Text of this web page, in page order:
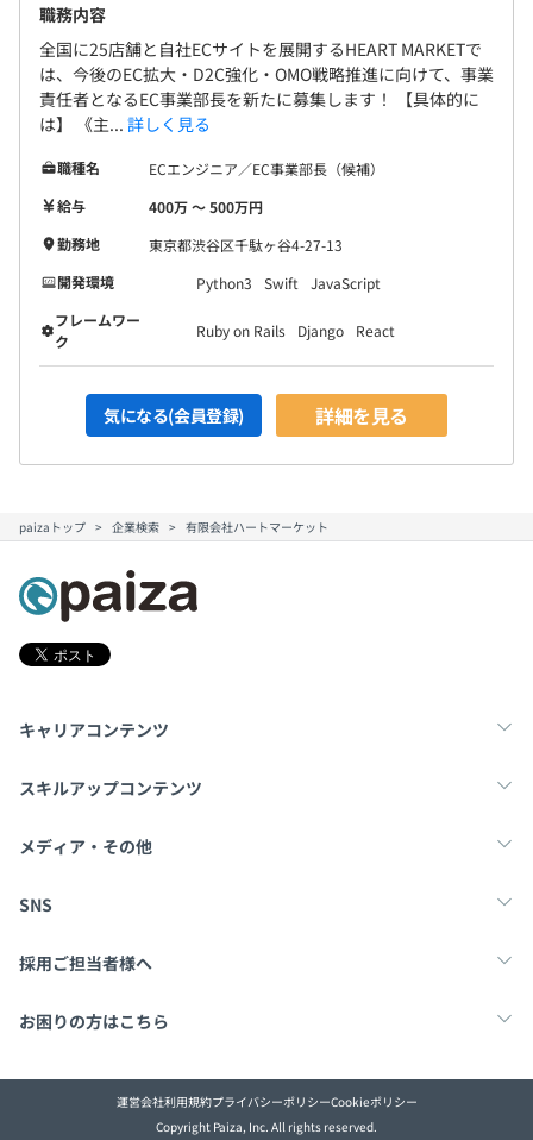
職務内容
全国に25店舗と自社ECサイトを展開するHEART MARKETで
は、今後のEC拡大・D2C強化・OMO戦略推進に向けて、事業
責任者となるEC事業部長を新たに募集します！ 【具体的に
は】 《主... 詳しく見る
職種名
ECエンジニア／EC事業部長（候補）
給与
400万 〜 500万円
勤務地
東京都渋谷区千駄ヶ谷4-27-13
開発環境
Python3 Swift
JavaScript
フレームワー
ク
Ruby on Rails Django React
気になる(会員登録) 詳細を見る
paizaトップ 企業検索 有限会社ハートマーケット
キャリアコンテンツ
転職・キャリア
スキルアップコンテンツ
学習
メディア・その他
Tech Team Journal
SNS
X
採用ご担当者様へ
採用・教育をお考えの企業様へ
お困りの方はこちら
paizaとは？ お問い合わせ・FAQ
運営会社利用規約プライバシーポリシーCookieポリシー
Copyright Paiza, Inc. All rights reserved.